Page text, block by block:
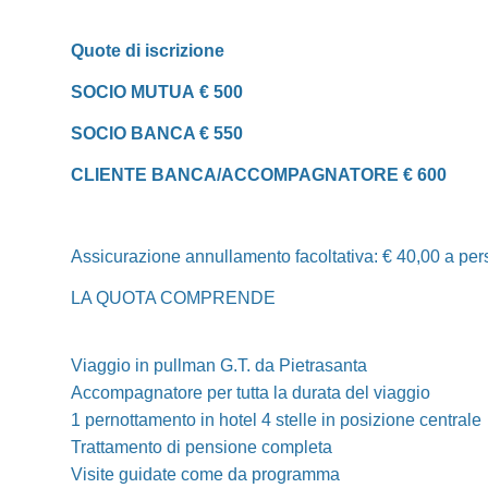
Quote di iscrizione
SOCIO MUTUA € 500
SOCIO BANCA € 550
CLIENTE BANCA/ACCOMPAGNATORE € 600
Assicurazione annullamento facoltativa: € 40,00 a
LA QUOTA COMPRENDE
Viaggio in pullman G.T. da Pietrasanta
Accompagnatore per tutta la durata del viaggio
1 pernottamento in hotel 4 stelle in posizione centrale
Trattamento di pensione completa
Visite guidate come da programma